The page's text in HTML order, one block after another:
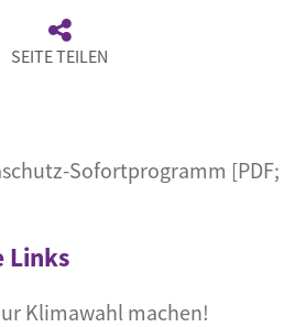
SEITE TEILEN
Sofortprogramm [PDF;
Links
Klimawahl machen!